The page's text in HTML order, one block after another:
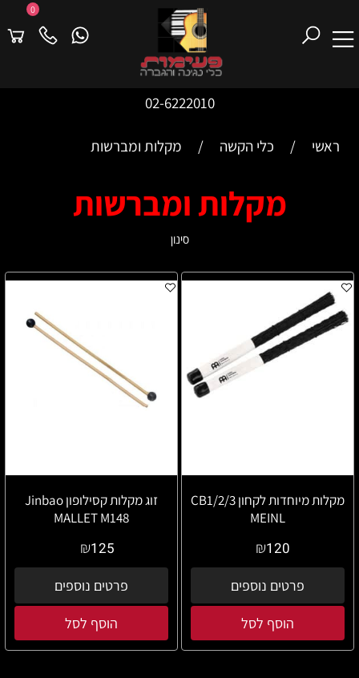
02-6222010
0
ראשי / כלי הקשה / מקלות ומברשות
מקלות ומברשות
סינון
מקלות מיוחדות לקחון CB1/2/3
MEINL
₪120
פרטים נוספים
הוסף לסל
זוג מקלות קסילופון Jinbao
MALLET M148
₪125
פרטים נוספים
הוסף לסל